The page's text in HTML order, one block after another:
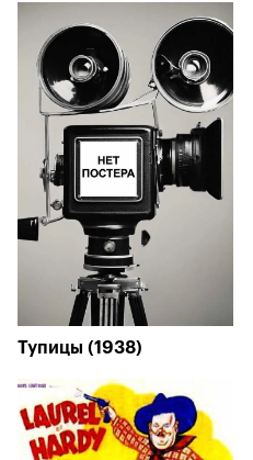
Тупицы (1938)